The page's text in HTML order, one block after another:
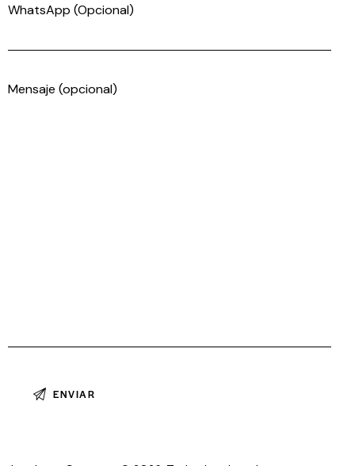
WhatsApp (Opcional)
Mensaje (opcional)